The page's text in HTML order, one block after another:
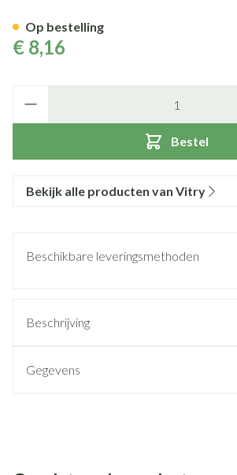
€ 8,16
Bestel
Op bestelling
Bekijk alle producten van Vitry
Beschikbare leveringsmethoden
Beschrijving
Gegevens